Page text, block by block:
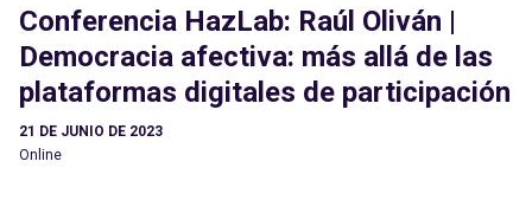
Conferencia HazLab: Raúl Oliván |
Democracia afectiva: más allá de las
plataformas digitales de participación
21 DE JUNIO DE 2023
Online